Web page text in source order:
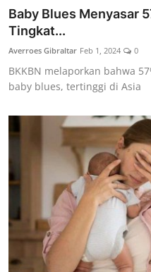
Nasional
Lainya
Baby Blues Menyasar
Tingkat...
Averroes Gibraltar Feb 1, 2024 0
BKKBN melaporkan bahwa
baby blues, tertinggi di Asia